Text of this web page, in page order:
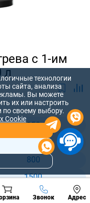
с 1-им
л
150
300
800
1500
2500
Звонок Адрес
Позвонить
разделы
технологии
сайта, анализа
Вы можете
их или настроить
своему выбору.
Cookie